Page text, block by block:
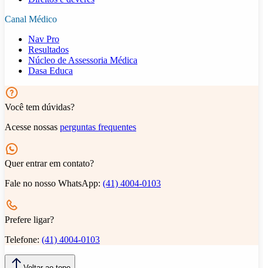
Canal Médico
Nav Pro
Resultados
Núcleo de Assessoria Médica
Dasa Educa
Você tem dúvidas?
Acesse nossas perguntas frequentes
Quer entrar em contato?
Fale no nosso WhatsApp: (41) 4004-0103
Prefere ligar?
Telefone: (41) 4004-0103